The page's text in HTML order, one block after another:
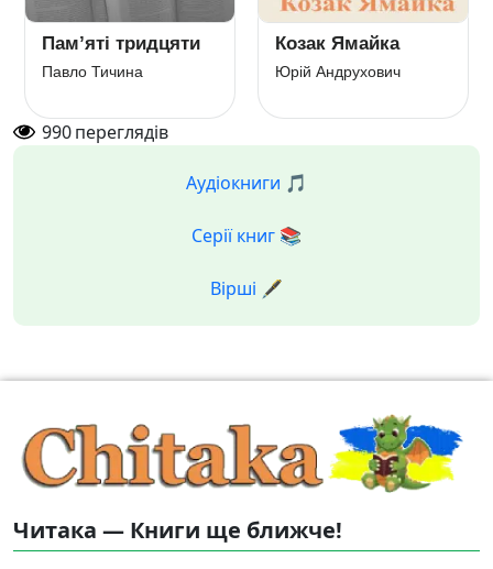
Пам’яті тридцяти
Павло Тичина
Козак Ямайка
Юрій Андрухович
990переглядів
Аудіокниги 🎵
Серії книг 📚
Вірші 🖋️
Читака — Книги ще ближче!